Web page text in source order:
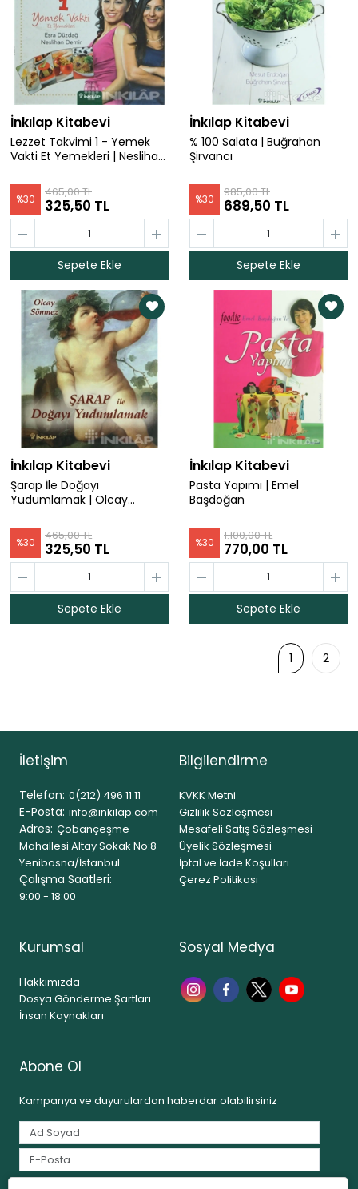
İnkılap Kitabevi
Lezzet Takvimi 1 - Yemek
Vakti Et Yemekleri | Neslihan
%30 465,00 TL
325,50 TL
Sepete Ekle
İnkılap Kitabevi
% 100 Salata | Buğrahan
Şirvancı
%30 985,00 TL
689,50 TL
Sepete Ekle
İnkılap Kitabevi
Şarap İle Doğayı
Yudumlamak | Olcay
%30 465,00 TL
325,50 TL
Sepete Ekle
İnkılap Kitabevi
Pasta Yapımı | Emel
Başdoğan
%30 1.100,00 TL
770,00 TL
Sepete Ekle
1 2
İletişim
Telefon: 0(212) 496 11 11
E-Posta: info@inkilap.com
Adres: Çobançeşme
Mahallesi Altay Sokak No:8
Yenibosna/İstanbul
Çalışma Saatleri:
9:00 - 18:00
Bilgilendirme
KVKK Metni
Gizlilik Sözleşmesi
Mesafeli Satış Sözleşmesi
Üyelik Sözleşmesi
İptal ve İade Koşulları
Çerez Politikası
Kurumsal
Hakkımızda
Dosya Gönderme Şartları
İnsan Kaynakları
Sosyal Medya
Abone Ol
Kampanya ve duyurulardan haberdar olabilirsiniz
Tarafımdan e-posta yoluyla ticari elektronik ileti gönderilmesine